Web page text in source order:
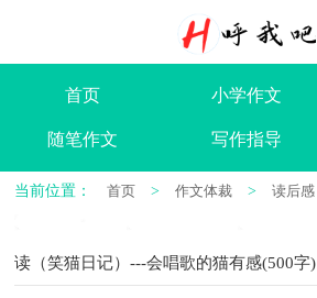
首页 小学作文
随笔作文 写作指导
当前位置： 首页 > 作文体裁 > 读后感
读（笑猫日记）---会唱歌的猫有感(500字)